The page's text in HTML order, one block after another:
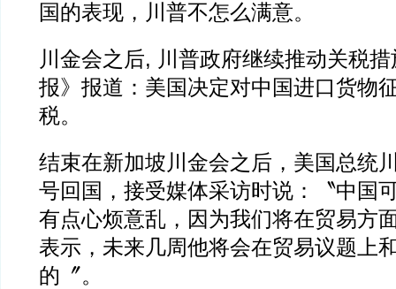
国的表现，川普不怎么满意。
川金会之后, 川普政府继续推动关税
报》报道：美国决定对中国进口货物
税。
结束在新加坡川金会之后，美国总统
号回国，接受媒体采访时说：〝中国
有点心烦意乱，因为我们将在贸易方
表示，未来几周他将会在贸易议题上
的〞。